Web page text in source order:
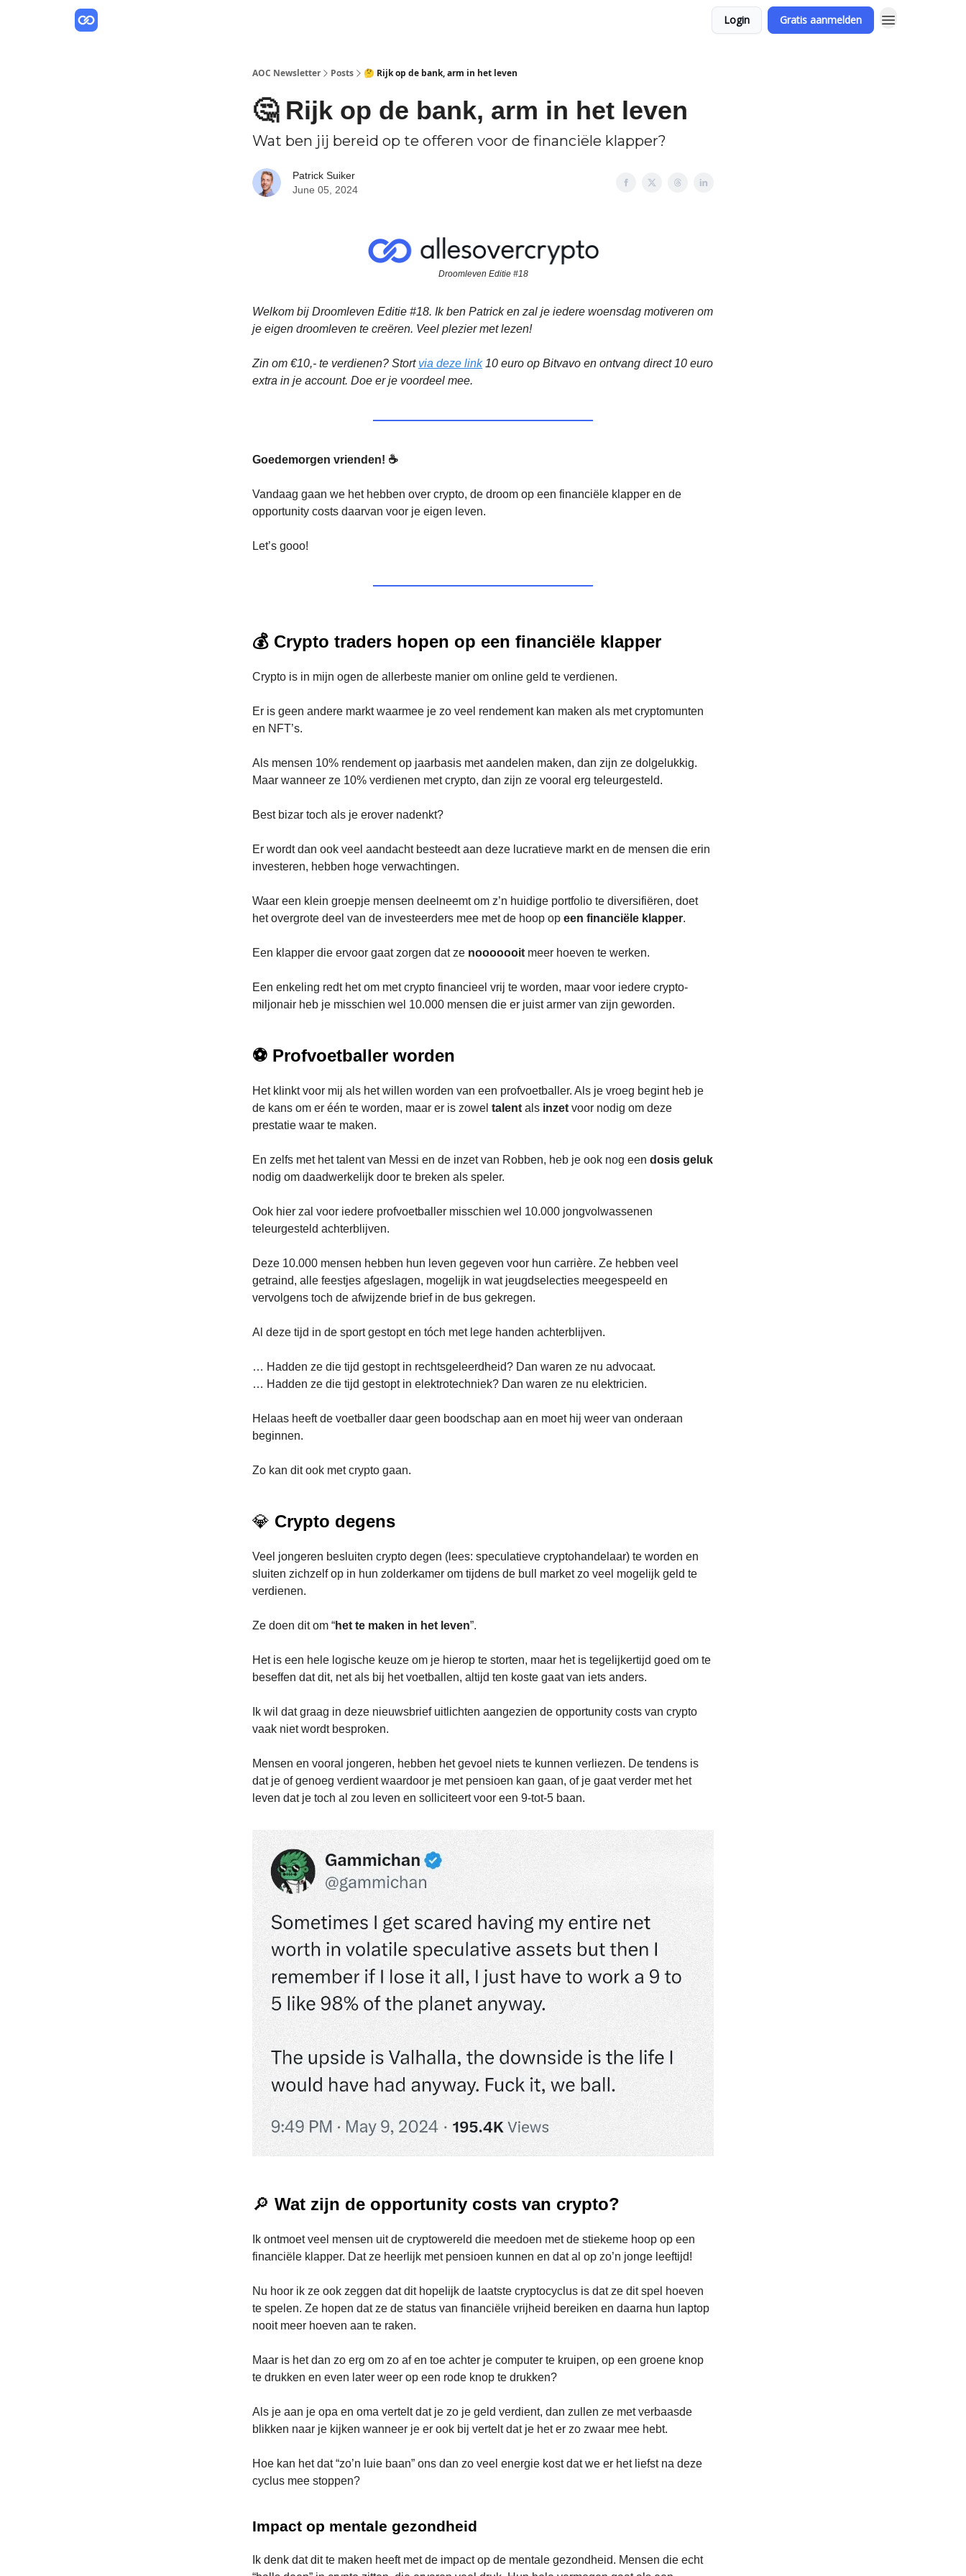
Login Gratis aanmelden
AOC Newsletter Posts 🤔 Rijk op de bank, arm in het leven
🤔 Rijk op de bank, arm in het leven
Wat ben jij bereid op te offeren voor de financiële klapper?
Patrick Suiker
June 05, 2024
Droomleven Editie #18
Welkom bij Droomleven Editie #18. Ik ben Patrick en zal je iedere woensdag motiveren om
je eigen droomleven te creëren. Veel plezier met lezen!
Zin om €10,- te verdienen? Stort via deze link10 euro op Bitvavo en ontvang direct 10 euro
extra in je account. Doe er je voordeel mee.
Goedemorgen vrienden! ☕
Vandaag gaan we het hebben over crypto, de droom op een financiële klapper en de
opportunity costs daarvan voor je eigen leven.
Let’s gooo!
💰 Crypto traders hopen op een financiële klapper
Crypto is in mijn ogen de allerbeste manier om online geld te verdienen.
Er is geen andere markt waarmee je zo veel rendement kan maken als met cryptomunten
en NFT’s.
Als mensen 10% rendement op jaarbasis met aandelen maken, dan zijn ze dolgelukkig.
Maar wanneer ze 10% verdienen met crypto, dan zijn ze vooral erg teleurgesteld.
Best bizar toch als je erover nadenkt?
Er wordt dan ook veel aandacht besteedt aan deze lucratieve markt en de mensen die erin
investeren, hebben hoge verwachtingen.
Waar een klein groepje mensen deelneemt om z’n huidige portfolio te diversifiëren, doet
het overgrote deel van de investeerders mee met de hoop op een financiële klapper.
Een klapper die ervoor gaat zorgen dat ze nooooooit meer hoeven te werken.
Een enkeling redt het om met crypto financieel vrij te worden, maar voor iedere crypto-
miljonair heb je misschien wel 10.000 mensen die er juist armer van zijn geworden.
⚽ Profvoetballer worden
Het klinkt voor mij als het willen worden van een profvoetballer. Als je vroeg begint heb je
de kans om er één te worden, maar er is zowel talent als inzet voor nodig om deze
prestatie waar te maken.
En zelfs met het talent van Messi en de inzet van Robben, heb je ook nog een dosis geluk
nodig om daadwerkelijk door te breken als speler.
Ook hier zal voor iedere profvoetballer misschien wel 10.000 jongvolwassenen
teleurgesteld achterblijven.
Deze 10.000 mensen hebben hun leven gegeven voor hun carrière. Ze hebben veel
getraind, alle feestjes afgeslagen, mogelijk in wat jeugdselecties meegespeeld en
vervolgens toch de afwijzende brief in de bus gekregen.
Al deze tijd in de sport gestopt en tóch met lege handen achterblijven.
… Hadden ze die tijd gestopt in rechtsgeleerdheid? Dan waren ze nu advocaat.
… Hadden ze die tijd gestopt in elektrotechniek? Dan waren ze nu elektricien.
Helaas heeft de voetballer daar geen boodschap aan en moet hij weer van onderaan
beginnen.
Zo kan dit ook met crypto gaan.
💎 Crypto degens
Veel jongeren besluiten crypto degen (lees: speculatieve cryptohandelaar) te worden en
sluiten zichzelf op in hun zolderkamer om tijdens de bull market zo veel mogelijk geld te
verdienen.
Ze doen dit om “het te maken in het leven”.
Het is een hele logische keuze om je hierop te storten, maar het is tegelijkertijd goed om te
beseffen dat dit, net als bij het voetballen, altijd ten koste gaat van iets anders.
Ik wil dat graag in deze nieuwsbrief uitlichten aangezien de opportunity costs van crypto
vaak niet wordt besproken.
Mensen en vooral jongeren, hebben het gevoel niets te kunnen verliezen. De tendens is
dat je of genoeg verdient waardoor je met pensioen kan gaan, of je gaat verder met het
leven dat je toch al zou leven en solliciteert voor een 9-tot-5 baan.
🔎 Wat zijn de opportunity costs van crypto?
Ik ontmoet veel mensen uit de cryptowereld die meedoen met de stiekeme hoop op een
financiële klapper. Dat ze heerlijk met pensioen kunnen en dat al op zo’n jonge leeftijd!
Nu hoor ik ze ook zeggen dat dit hopelijk de laatste cryptocyclus is dat ze dit spel hoeven
te spelen. Ze hopen dat ze de status van financiële vrijheid bereiken en daarna hun laptop
nooit meer hoeven aan te raken.
Maar is het dan zo erg om zo af en toe achter je computer te kruipen, op een groene knop
te drukken en even later weer op een rode knop te drukken?
Als je aan je opa en oma vertelt dat je zo je geld verdient, dan zullen ze met verbaasde
blikken naar je kijken wanneer je er ook bij vertelt dat je het er zo zwaar mee hebt.
Hoe kan het dat “zo’n luie baan” ons dan zo veel energie kost dat we er het liefst na deze
cyclus mee stoppen?
Impact op mentale gezondheid
Ik denk dat dit te maken heeft met de impact op de mentale gezondheid. Mensen die echt